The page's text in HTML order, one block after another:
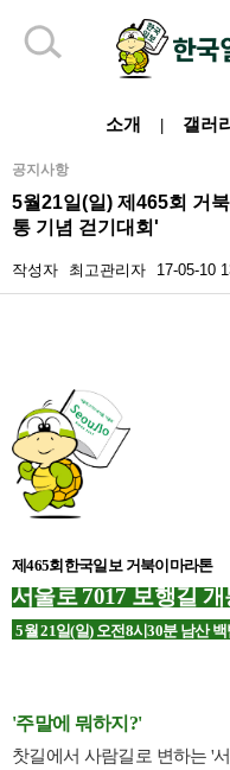
소개 갤러
공지사항
5월21일(일) 제465회 거
통 기념 걷기대회'
작성자 최고관리자 17-05-10
제465회한국일보 거북이마라톤
서울로 7017 보행길
5월 21일(일) 오전8시30분 남산
'주말에 뭐하지?'
찻길에서 사람길로 변하는 '
하단 영역